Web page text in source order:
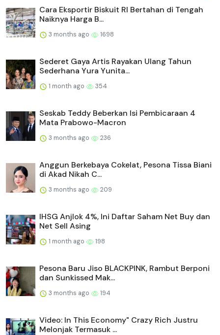
Cara Eksportir Biskuit RI Bertahan di Tengah
Naiknya Harga B...
3 months ago 1698
Sederet Gaya Artis Rayakan Ulang Tahun
Sederhana Yura Yunita...
1 month ago 354
Seskab Teddy Beberkan Isi Pembicaraan 4
Mata Prabowo-Macron
3 months ago 236
Anggun Berkebaya Cokelat, Pesona Tissa Biani
di Akad Nikah C...
3 months ago 209
IHSG Anjlok 4%, Ini Daftar Saham Net Buy dan
Net Sell Asing
1 month ago 198
Pesona Baru Jiso BLACKPINK, Rambut Berponi
dan Sunkissed Mak...
3 months ago 194
Video: In This Economy" Crazy Rich Justru
Melonjak Termasuk ...